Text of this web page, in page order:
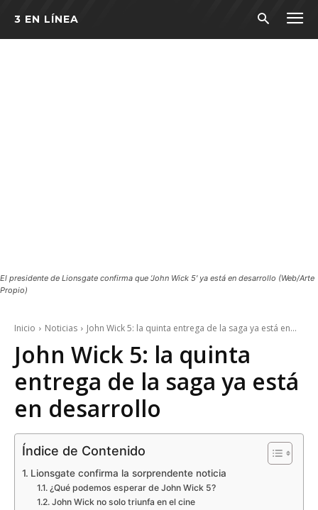
3 EN LÍNEA
El presidente de Lionsgate confirma que ‘John Wick 5′ ya está en desarrollo (Web/Arte
Propio)
Inicio Noticias John Wick 5: la quinta entrega de la saga ya está en...
John Wick 5: la quinta
entrega de la saga ya está
en desarrollo
Índice de Contenido
Lionsgate confirma la sorprendente noticia
¿Qué podemos esperar de John Wick 5?
John Wick no solo triunfa en el cine